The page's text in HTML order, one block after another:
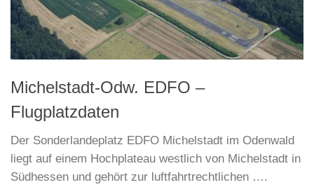
Michelstadt-Odw. EDFO –
Flugplatzdaten
Der Sonderlandeplatz EDFO Michelstadt im Odenwald
liegt auf einem Hochplateau westlich von Michelstadt in
Südhessen und gehört zur luftfahrtrechtlichen ….